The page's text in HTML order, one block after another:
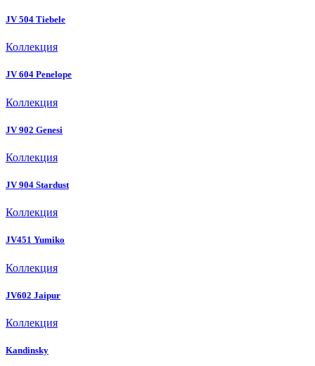
JV 504 Tiebele
Коллекция
JV 604 Penelope
Коллекция
JV 902 Genesi
Коллекция
JV 904 Stardust
Коллекция
JV451 Yumiko
Коллекция
JV602 Jaipur
Коллекция
Kandinsky